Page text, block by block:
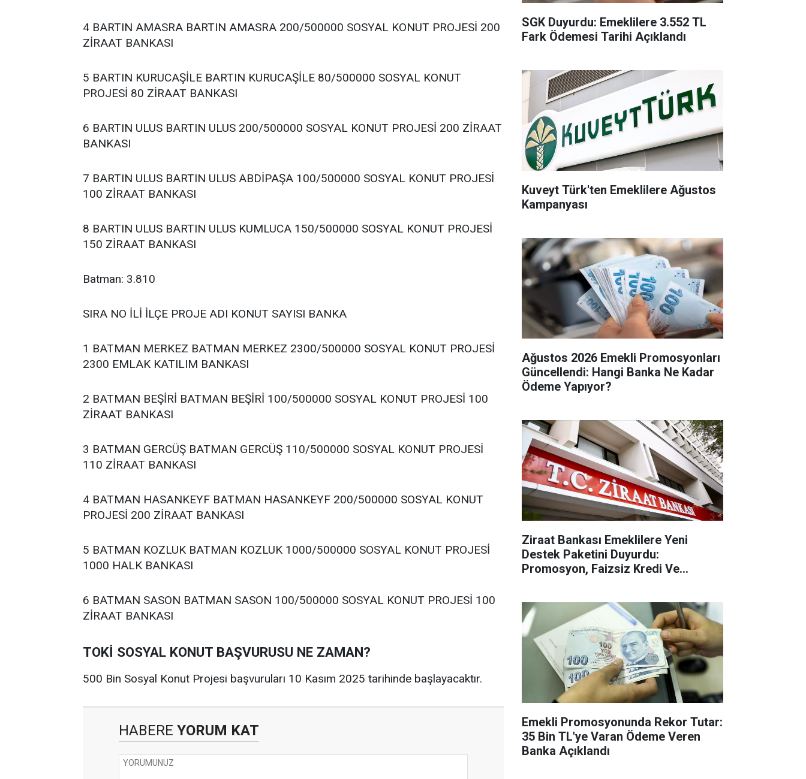
4 BARTIN AMASRA BARTIN AMASRA 200/500000 SOSYAL KONUT PROJESİ 200
ZİRAAT BANKASI
5 BARTIN KURUCAŞİLE BARTIN KURUCAŞİLE 80/500000 SOSYAL KONUT
PROJESİ 80 ZİRAAT BANKASI
6 BARTIN ULUS BARTIN ULUS 200/500000 SOSYAL KONUT PROJESİ 200 ZİRAAT
BANKASI
7 BARTIN ULUS BARTIN ULUS ABDİPAŞA 100/500000 SOSYAL KONUT PROJESİ
100 ZİRAAT BANKASI
8 BARTIN ULUS BARTIN ULUS KUMLUCA 150/500000 SOSYAL KONUT PROJESİ
150 ZİRAAT BANKASI
Batman: 3.810
SIRA NO İLİ İLÇE PROJE ADI KONUT SAYISI BANKA
1 BATMAN MERKEZ BATMAN MERKEZ 2300/500000 SOSYAL KONUT PROJESİ
2300 EMLAK KATILIM BANKASI
2 BATMAN BEŞİRİ BATMAN BEŞİRİ 100/500000 SOSYAL KONUT PROJESİ 100
ZİRAAT BANKASI
3 BATMAN GERCÜŞ BATMAN GERCÜŞ 110/500000 SOSYAL KONUT PROJESİ
110 ZİRAAT BANKASI
4 BATMAN HASANKEYF BATMAN HASANKEYF 200/500000 SOSYAL KONUT
PROJESİ 200 ZİRAAT BANKASI
5 BATMAN KOZLUK BATMAN KOZLUK 1000/500000 SOSYAL KONUT PROJESİ
1000 HALK BANKASI
6 BATMAN SASON BATMAN SASON 100/500000 SOSYAL KONUT PROJESİ 100
ZİRAAT BANKASI
TOKİ SOSYAL KONUT BAŞVURUSU NE ZAMAN?
500 Bin Sosyal Konut Projesi başvuruları 10 Kasım 2025 tarihinde başlayacaktır.
HABERE YORUM KAT
SGK Duyurdu: Emeklilere 3.552 TL
Fark Ödemesi Tarihi Açıklandı
Kuveyt Türk'ten Emeklilere Ağustos
Kampanyası
Ağustos 2026 Emekli Promosyonları
Güncellendi: Hangi Banka Ne Kadar
Ödeme Yapıyor?
Ziraat Bankası Emeklilere Yeni
Destek Paketini Duyurdu:
Promosyon, Faizsiz Kredi Ve
Emekli Promosyonunda Rekor Tutar:
35 Bin TL'ye Varan Ödeme Veren
Banka Açıklandı